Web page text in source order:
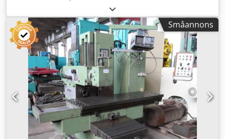
Vertikal pinoldrift: 60 mm Varvtal: 40 - 2000 varv/min
Matning: 12,5 - 500 / 18 steg mm/min Verktygsfäste: SK 40
Spindelhuvudjustering: svängbar 90° höger/vänster
Spindelhuvudjustering Y-rörelse: 175 mm Bordets
uppspänningsyta: 600 x 285 mm Avstånd spindelnos till
bord: min./max.: 50 / 400 mm Avstånd spindelcentrum till
stativ: min./max.: 170 / 345 mm Totalt effektbehov: 1,6 kW
Csdeu T Navepfx Agqjha Maskinvikt ca: 0,8 t Maskinens
mått ca LxBxH: 1,4 x 1,1 x 1,7 m Spindel vertikal
Verktygsfäste SK 40 Pinoldrift 60 mm Varvtal 40 - 2000
varv/min i 18 steg Spindel horisontell Verktygsfäste SK 40
Varvtal 40 - 2000 varv/min i 18 steg Utrustning: 3-axlig
digital avläsning Heidenhain Kylvätskeanläggning
Småannons